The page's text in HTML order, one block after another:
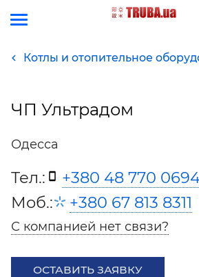
Котлы и отопительное
ЧП Ультрадом
Одесса
Тел.:
+380 48 770
Моб.:
+380 67 813 8311
С компанией нет связи?
ОСТАВИТЬ ЗАЯВКУ